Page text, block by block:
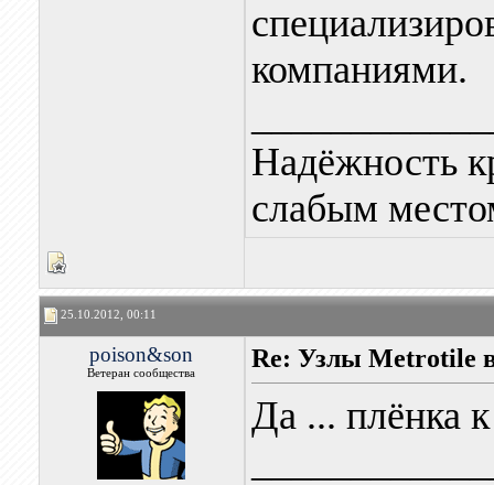
компаниями.
Надёжность
слабым
25.10.2012, 00:11
poison&son
Ветеран сообщества
Re: Узлы Metrotile
Да ... плёнка